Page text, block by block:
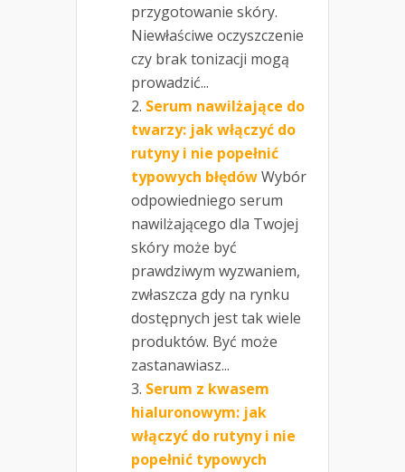
przygotowanie skóry.
Niewłaściwe oczyszczenie
czy brak tonizacji mogą
prowadzić...
Serum nawilżające do
twarzy: jak włączyć do
rutyny i nie popełnić
typowych błędówWybór
odpowiedniego serum
nawilżającego dla Twojej
skóry może być
prawdziwym wyzwaniem,
zwłaszcza gdy na rynku
dostępnych jest tak wiele
produktów. Być może
zastanawiasz...
Serum z kwasem
hialuronowym: jak
włączyć do rutyny i nie
popełnić typowych